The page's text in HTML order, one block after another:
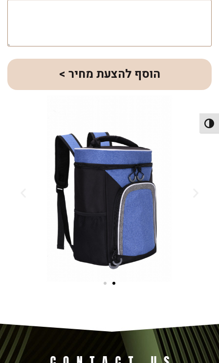
הפעל/כבה ניגודיות גבוהה
הוסף להצעת מחיר >